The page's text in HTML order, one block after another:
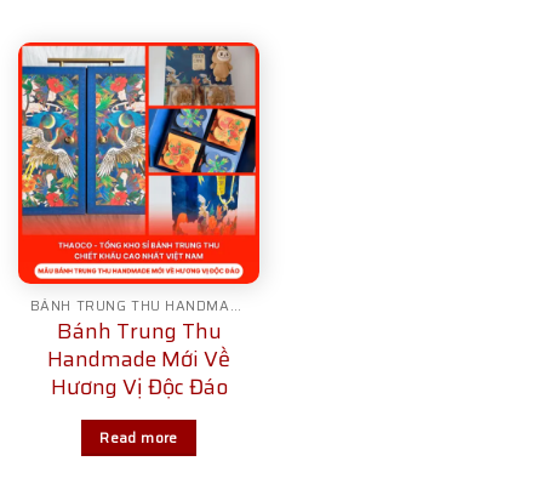
BÁNH TRUNG THU HANDMADE
Bánh Trung Thu
Handmade Mới Về
Hương Vị Độc Đáo
Read more